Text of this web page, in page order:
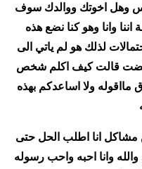
وهل اخوتك ووالدك سوف
اننا وانا وهو كنا نضع هذه
لذلك هو لم ياتي الى
وفضت قالت كيف اكلم شخص
مااقوله ولا اساعدكم بهذه
مشاكل انا اطلب الحل حتى
وانا احبه واحب رسوله